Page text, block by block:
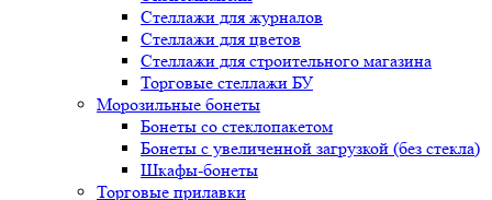
Стеллажи для журналов
Стеллажи для цветов
Стеллажи для строительного магазина
Торговые стеллажи БУ
Морозильные бонеты
Бонеты со стеклопакетом
Бонеты с увеличенной загрузкой (без стекла)
Шкафы-бонеты
Торговые прилавки